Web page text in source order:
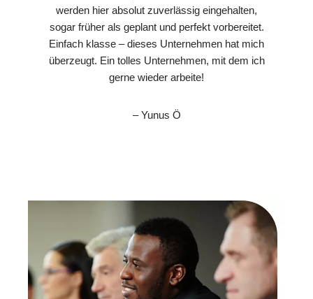
werden hier absolut zuverlässig eingehalten,
sogar früher als geplant und perfekt vorbereitet.
Einfach klasse – dieses Unternehmen hat mich
überzeugt. Ein tolles Unternehmen, mit dem ich
gerne wieder arbeite!
– Yunus Ö